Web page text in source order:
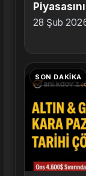
28 Şub
SON DAKIKA